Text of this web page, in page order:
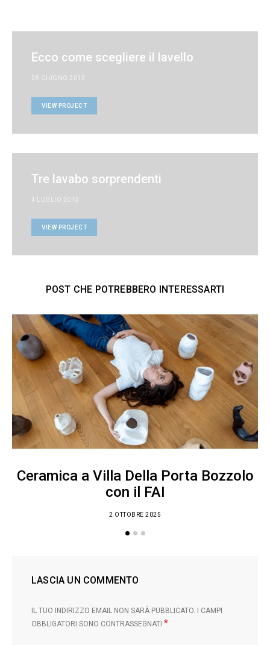
Ecco come scegliere il lavello
28 GIUGNO 2013
VIEW PROJECT
Tre lavabo sorprendenti
4 LUGLIO 2013
VIEW PROJECT
POST CHE POTREBBERO INTERESSARTI
Ceramica a Villa Della Porta Bozzolo
con il FAI
2 OTTOBRE 2025
LASCIA UN COMMENTO
IL TUO INDIRIZZO EMAIL NON SARÀ PUBBLICATO.
I CAMPI
OBBLIGATORI SONO CONTRASSEGNATI *